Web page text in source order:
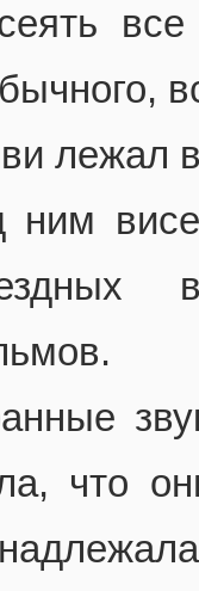
лежал
ним
что